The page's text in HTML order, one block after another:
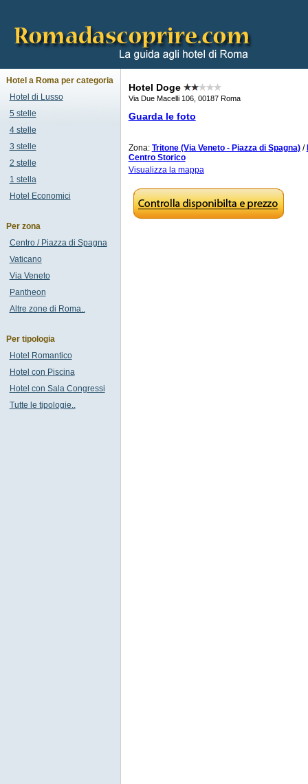
Hotel Doge
Via Due Macelli 106, 00187 Roma
Guarda le foto
Zona: Tritone (Via Veneto - Piazza di Spagna)/
Centro Storico
Visualizza la mappa
Hotel a Roma per categoria
Hotel di Lusso
5 stelle
4 stelle
3 stelle
2 stelle
1 stella
Hotel Economici
Per zona
Centro / Piazza di Spagna
Vaticano
Via Veneto
Pantheon
Altre zone di Roma..
Per tipologia
Hotel Romantico
Hotel con Piscina
Hotel con Sala Congressi
Tutte le tipologie..